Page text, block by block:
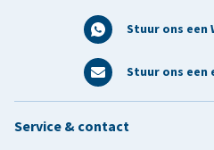
Stuur ons een
Stuur ons een
Service & contact